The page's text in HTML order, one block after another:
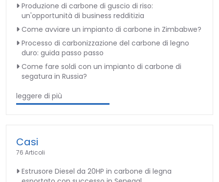
Produzione di carbone di guscio di riso:
un'opportunità di business redditizia
Come avviare un impianto di carbone in Zimbabwe?
Processo di carbonizzazione del carbone di legno
duro: guida passo passo
Come fare soldi con un impianto di carbone di
segatura in Russia?
leggere di più
Casi
76 Articoli
Estrusore Diesel da 20HP in carbone di legna